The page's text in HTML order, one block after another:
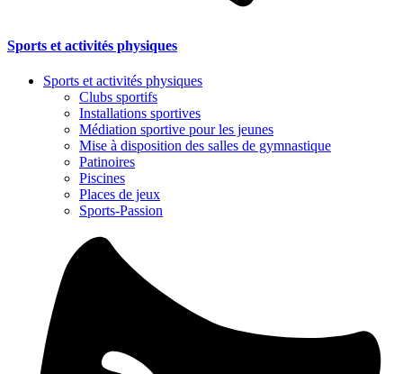
Sports et activités physiques
Sports et activités physiques
Clubs sportifs
Installations sportives
Médiation sportive pour les jeunes
Mise à disposition des salles de gymnastique
Patinoires
Piscines
Places de jeux
Sports-Passion